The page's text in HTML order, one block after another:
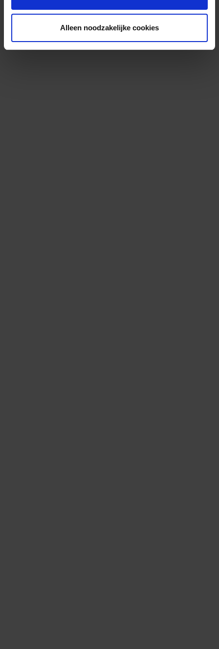
Alleen noodzakelijke cookies